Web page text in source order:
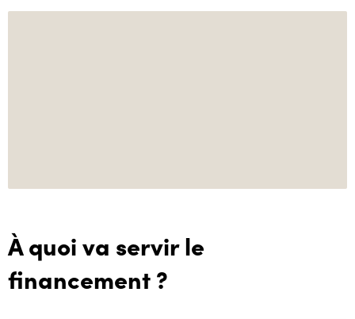
À quoi va servir le
financement ?